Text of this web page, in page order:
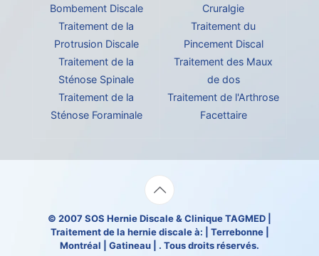
Bombement Discale
Traitement de la
Protrusion Discale
Traitement de la
Sténose Spinale
Traitement de la
Sténose Foraminale
Cruralgie
Traitement du
Pincement Discal
Traitement des Maux
de dos
Traitement de l'Arthrose
Facettaire
© 2007SOS Hernie Discale&Clinique TAGMED
Traitement de la hernie discale à: | Terrebonne |
Montréal | Gatineau | . Tous droits réservés.